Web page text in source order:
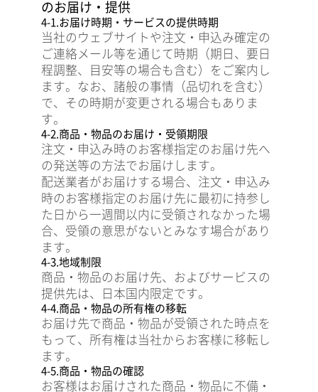
のお届け・提供
4-1.お届け時期・サービスの提供時期
当社のウェブサイトや注文・申込み確定の
ご連絡メール等を通じて時期（期日、要日
程調整、目安等の場合も含む）をご案内し
ます。なお、諸般の事情（品切れを含む）
で、その時期が変更される場合もありま
す。
4-2.商品・物品のお届け・受領期限
注文・申込み時のお客様指定のお届け先へ
の発送等の方法でお届けします。
配送業者がお届けする場合、注文・申込み
時のお客様指定のお届け先に最初に持参し
た日から一週間以内に受領されなかった場
合、受領の意思がないとみなす場合があり
ます。
4-3.地域制限
商品・物品のお届け先、およびサービスの
提供先は、日本国内限定です。
4-4.商品・物品の所有権の移転
お届け先で商品・物品が受領された時点を
もって、所有権は当社からお客様に移転し
ます。
4-5.商品・物品の確認
お客様はお届けされた商品・物品に不備・